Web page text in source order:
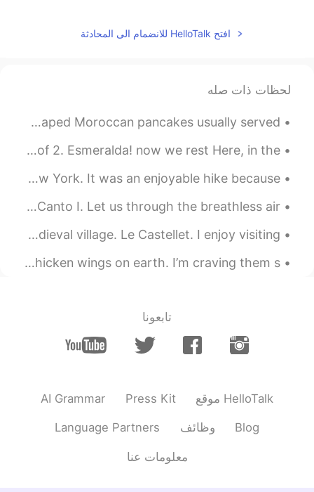
افتح HelloTalk للانضمام الى المحادثة
لحظات ذات صله
have you eaten moroccan msemen? Msemen are a flat, square-shaped Moroccan pancakes usually served...
Lines Written in Oregon by Vladimir Nabokov. Part 1 of 2. Esmeralda! now we rest Here, in the ...
Yesterday I went for spontaneous adventure in upstate New York. It was an enjoyable hike because ...
Excerpt from Nepenthe by George Darley. Excerpt from Canto I. Let us through the breathless air...
South of France, la Provence. This is a little medieval village. Le Castellet. I enjoy visiting ...
There’s a restaurant in London that sells my favourite chicken wings on earth. I’m craving them s...
تابعونا
AI Grammar Press Kit موقع HelloTalk
Language Partners وظائف Blog
معلومات عنا